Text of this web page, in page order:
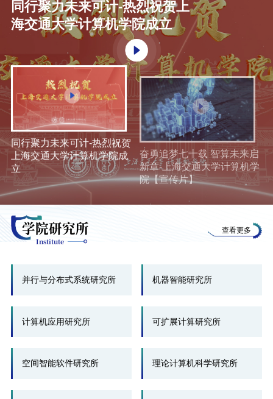
同行聚力未来可计-热烈祝贺上
海交通大学计算机学院成立
同行聚力未来可计-热烈祝贺
上海交通大学计算机学院成
立
奋勇追梦七十载 智算未来启
新章-上海交通大学计算机学
院【宣传片】
学院研究所
Institute
查看更多
并行与分布式系统研究所 机器智能研究所
计算机应用研究所 可扩展计算研究所
空间智能软件研究所 理论计算机科学研究所